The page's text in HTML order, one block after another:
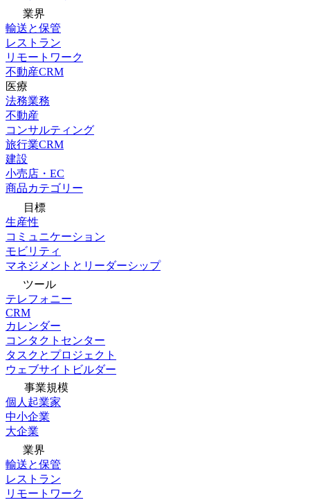
業界
輸送と保管
レストラン
リモートワーク
不動産CRM
医療
法務業務
不動産
コンサルティング
旅行業CRM
建設
小売店・EC
商品カテゴリー
目標
生産性
コミュニケーション
モビリティ
マネジメントとリーダーシップ
ツール
テレフォニー
CRM
カレンダー
コンタクトセンター
タスクとプロジェクト
ウェブサイトビルダー
事業規模
個人起業家
中小企業
大企業
業界
輸送と保管
レストラン
リモートワーク